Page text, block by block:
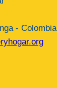
- Colombia